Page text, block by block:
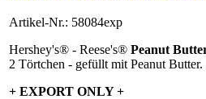
Artikel-Nr.: 58084exp
Hershey's® - Reese's® Peanut
2 Törtchen - gefüllt mit Peanut Butter.
+ EXPORT ONLY +